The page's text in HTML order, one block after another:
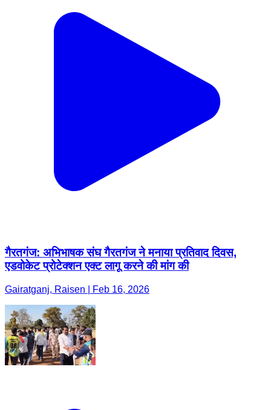
गैरतगंज: अभिभाषक संघ गैरतगंज ने मनाया प्रतिवाद दिवस,
एडवोकेट प्रोटेक्शन एक्ट लागू करने की मांग की
Gairatganj, Raisen | Feb 16, 2026